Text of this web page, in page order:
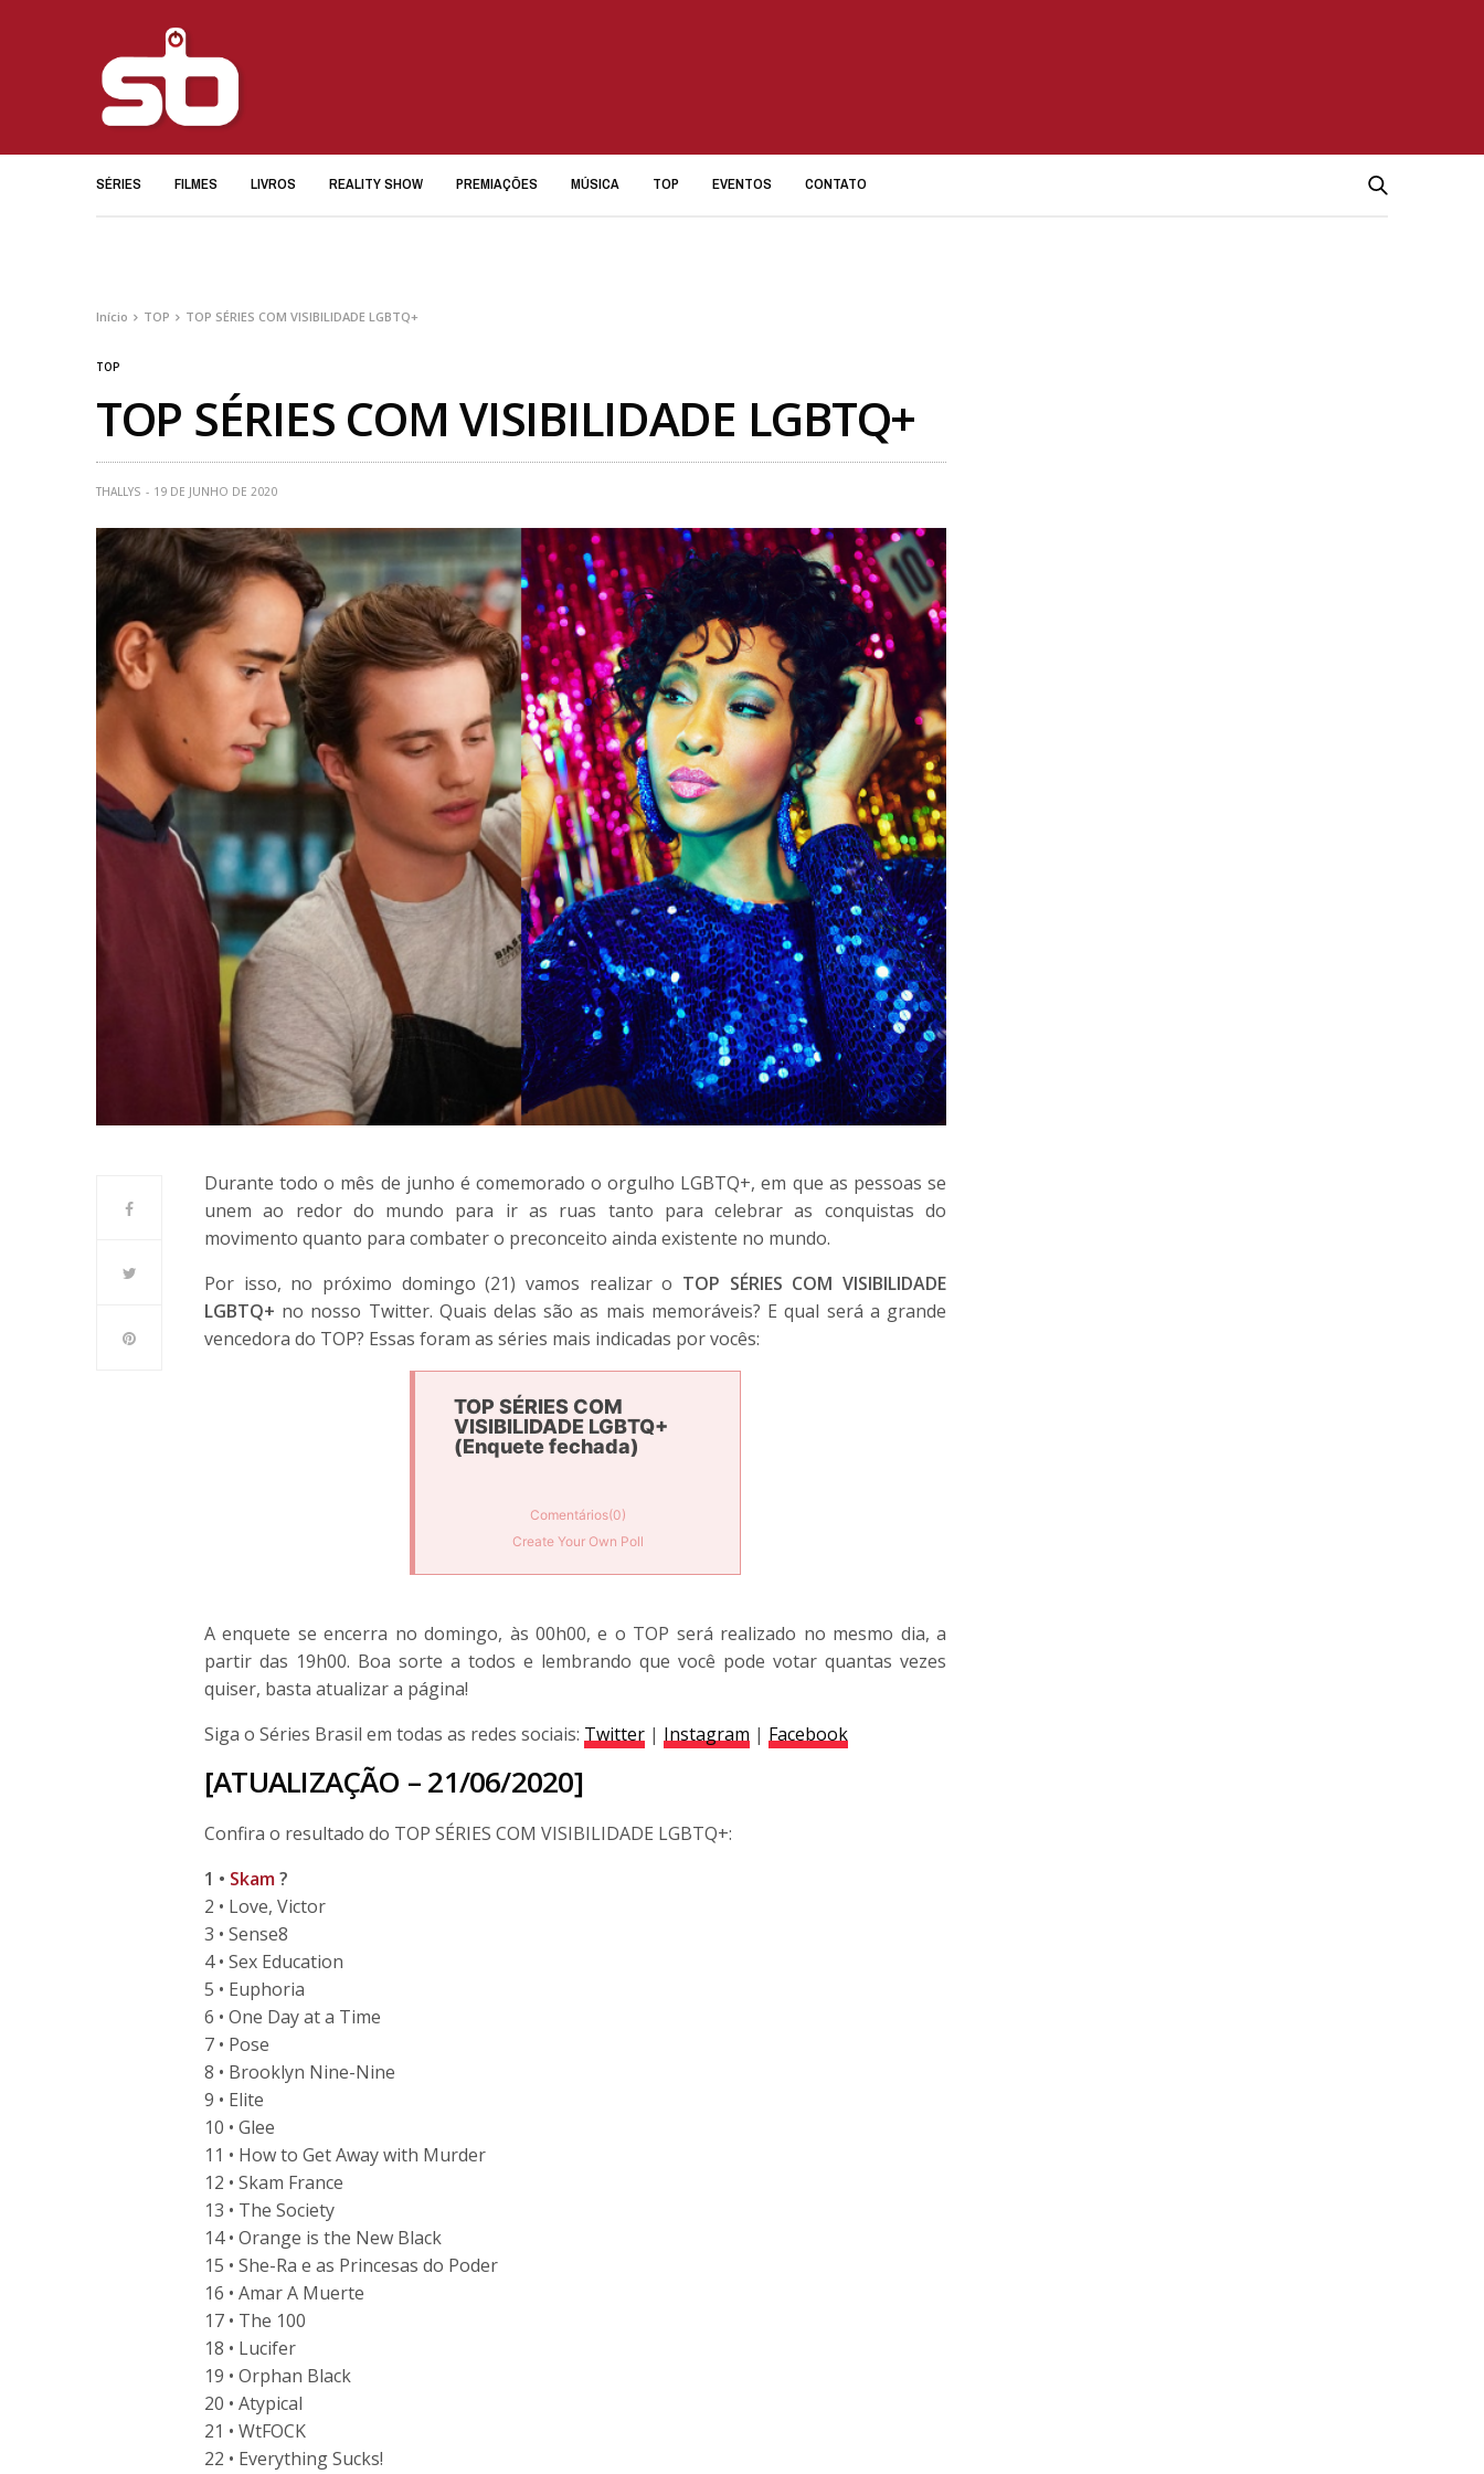
SÉRIES FILMES LIVROS REALITY SHOW PREMIAÇÕES MÚSICA TOP EVENTOS CONTATO
Início TOP TOP SÉRIES COM VISIBILIDADE LGBTQ+
TOP
TOP SÉRIES COM VISIBILIDADE LGBTQ+
THALLYS 19 DE JUNHO DE 2020
Durante todo o mês de junho é comemorado o orgulho LGBTQ+, em que as pessoas se
unem ao redor do mundo para ir as ruas tanto para celebrar as conquistas do
movimento quanto para combater o preconceito ainda existente no mundo.
Por isso, no próximo domingo (21) vamos realizar o TOP SÉRIES COM VISIBILIDADE
LGBTQ+ no nosso Twitter. Quais delas são as mais memoráveis? E qual será a grande
vencedora do TOP? Essas foram as séries mais indicadas por vocês:
TOP SÉRIES COM
VISIBILIDADE LGBTQ+
(Enquete fechada)
Comentários(0)
Create Your Own Poll
A enquete se encerra no domingo, às 00h00, e o TOP será realizado no mesmo dia, a
partir das 19h00. Boa sorte a todos e lembrando que você pode votar quantas vezes
quiser, basta atualizar a página!
Siga o Séries Brasil em todas as redes sociais:Twitter |Instagram |Facebook
[ATUALIZAÇÃO – 21/06/2020]
Confira o resultado do TOP SÉRIES COM VISIBILIDADE LGBTQ+:
1 • Skam?
2 • Love, Victor
3 • Sense8
4 • Sex Education
5 • Euphoria
6 • One Day at a Time
7 • Pose
8 • Brooklyn Nine-Nine
9 • Elite
10 • Glee
11 • How to Get Away with Murder
12 • Skam France
13 • The Society
14 • Orange is the New Black
15 • She-Ra e as Princesas do Poder
16 • Amar A Muerte
17 • The 100
18 • Lucifer
19 • Orphan Black
20 • Atypical
21 • WtFOCK
22 • Everything Sucks!